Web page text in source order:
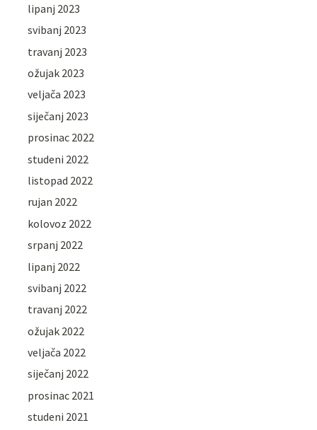
lipanj 2023
svibanj 2023
travanj 2023
ožujak 2023
veljača 2023
siječanj 2023
prosinac 2022
studeni 2022
listopad 2022
rujan 2022
kolovoz 2022
srpanj 2022
lipanj 2022
svibanj 2022
travanj 2022
ožujak 2022
veljača 2022
siječanj 2022
prosinac 2021
studeni 2021